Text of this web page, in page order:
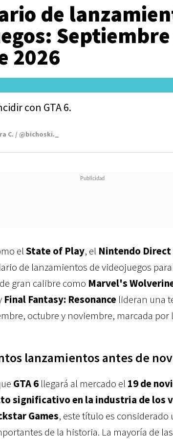
de
2026
con GTA 6.
C. / @bichoski._
elState of Play, el Nintendo Direct
de lanzamientos de videojuegos
gran calibre como Marvel's
Final Fantasy: Resonance lideran una
octubre y noviembre, marcada por
lanzamientos antes de
GTA 6llegará al mercado el 19 de
significativo en la industria de los
Games, este título es considerado
de la historia. La mayoría de